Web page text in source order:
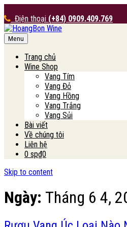
Điện thoại (+84) 0909.409.769
HoangBon Wine
Menu
Trang chủ
Wine Shop
Vang Tím
Vang Đỏ
Vang Hồng
Vang Trắng
Vang Sủi
Bài viết
Về chúng tôi
Liên hệ
0 sp₫0
Skip to content
Ngày: Tháng 6 4,